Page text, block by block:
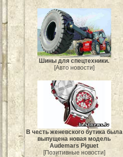
Шины для спецтехники.
[Авто новости]
В честь женевского бутика была
выпущена новая модель
Audemars Piguet
[Позитивные новости]